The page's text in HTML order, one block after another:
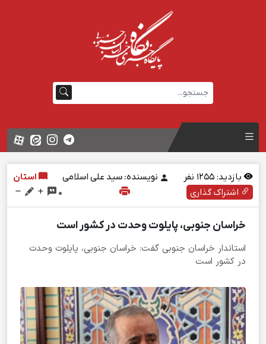
بازدید: نفر نویسنده: سید علی اسلامی
استان
اشتراک گذاری
0
خراسان جنوبی، پایلوت وحدت در کشور است
استاندار خراسان جنوبی گفت: خراسان جنوبی، پایلوت وحدت
در کشور است